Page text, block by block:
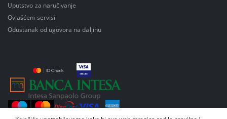
Uputstvo za naručivanje
Ovlašćeni servisi
Odustanak od ugovora na daljinu